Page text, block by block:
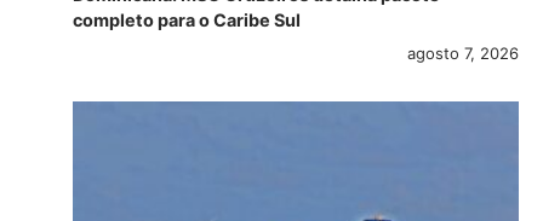
completo para o Caribe Sul
agosto 7, 2026